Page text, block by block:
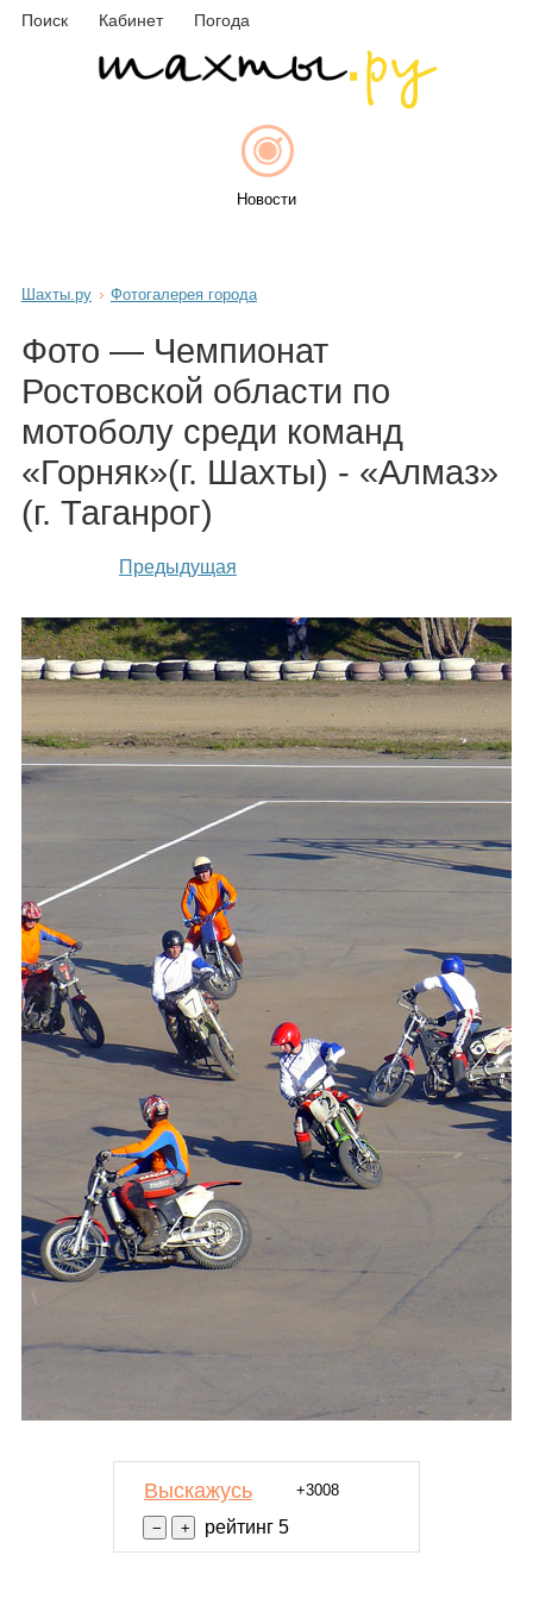
Поиск Кабинет Погода
Новости
Объявления
Инфо
Гороскоп
Фотогалерея
Шахты.ру Фотогалерея города
Фото — Чемпионат
Ростовской области по
мотоболу среди команд
«Горняк»(г. Шахты) - «Алмаз»
(г. Таганрог)
Предыдущая
Выскажусь +3008
рейтинг 5